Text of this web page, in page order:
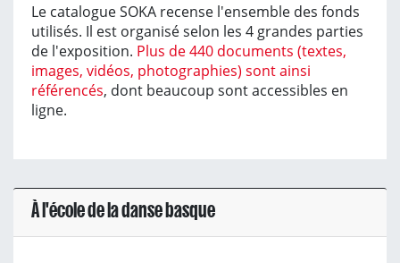
Le catalogue SOKA recense l'ensemble des fonds
utilisés. Il est organisé selon les 4 grandes parties
de l'exposition. Plus de 440 documents (textes,
images, vidéos, photographies) sont ainsi
référencés, dont beaucoup sont accessibles en
ligne.
À l'école de la danse basque